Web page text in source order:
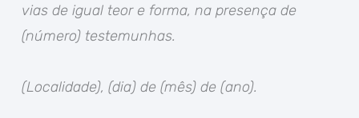
vias de igual teor e forma, na presença de
(número) testemunhas.
(Localidade), (dia) de (mês) de (ano).